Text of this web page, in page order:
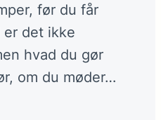
før du får
er det ikke
hvad du gør
om du møder…